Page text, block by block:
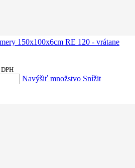
150x100x6cm RE 120 - vrátane
Navýšiť množstvo Snížit